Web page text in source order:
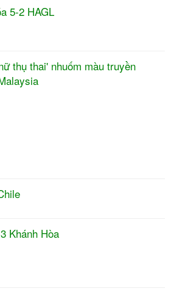
5-2 HAGL
thụ thai' nhuốm màu truyền
Khánh Hòa